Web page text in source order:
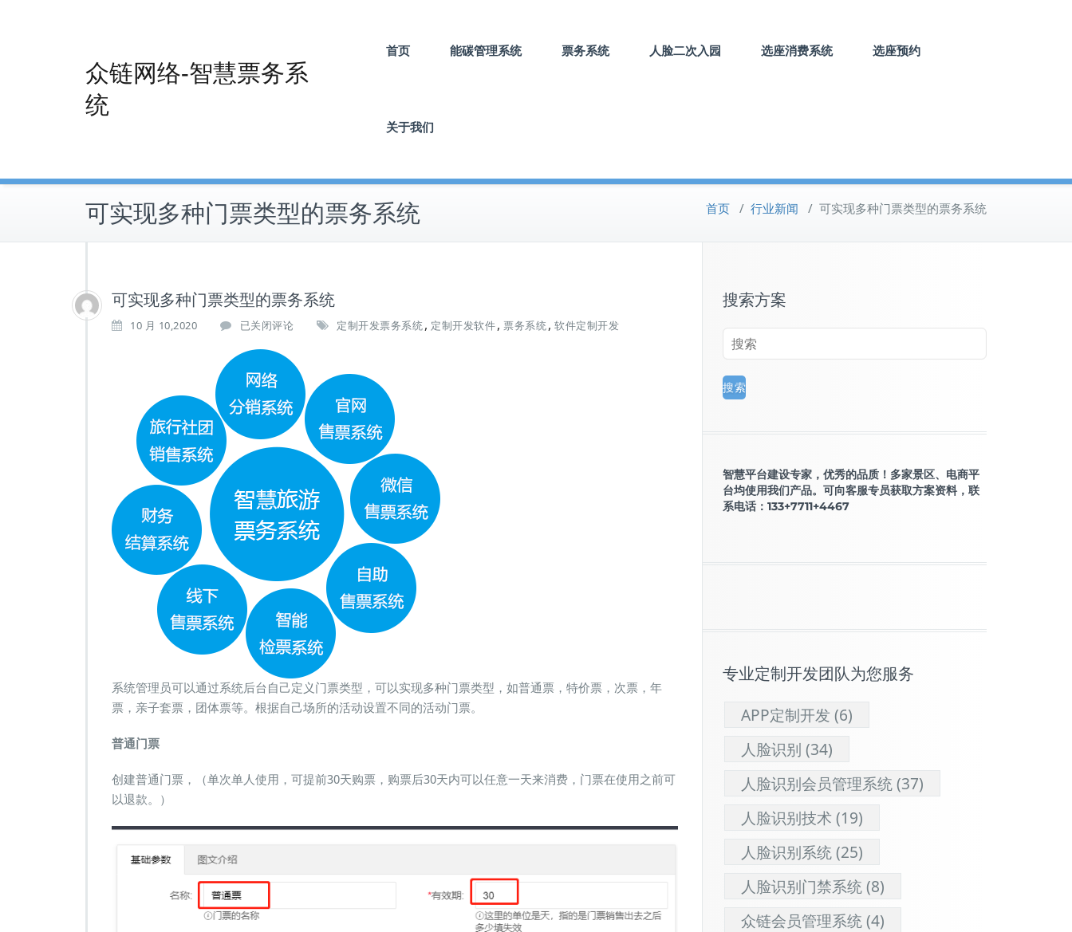
众链网络-智慧票务系
统
首页 能碳管理系统 票务系统 人脸二次入园 选座消费系统 选座预约
关于我们
可实现多种门票类型的票务系统 首页 / 行业新闻 / 可实现多种门票类型的票务系统
可实现多种门票类型的票务系统
10 月 10,2020
可
现
多
种
门
类
型
务
统
已关闭评论 定制开发票务系统, 定制开发软件, 票务系统, 软件定制开发
系统管理员可以通过系统后台自己定义门票类型，可以实现多种门票类型，如普通票，特价票，次票，年
票，亲子套票，团体票等。根据自己场所的活动设置不同的活动门票。
普通门票
创建普通门票，（单次单人使用，可提前30天购票，购票后30天内可以任意一天来消费，门票在使用之前可
以退款。）
搜索方案
智慧平台建设专家，优秀的品质！多家景区、电商平
台均使用我们产品。可向客服专员获取方案资料，联
系电话：133+7711+4467
专业定制开发团队为您服务
APP定制开发 (6)
人脸识别 (34)
人脸识别会员管理系统(37)
人脸识别技术(19)
人脸识别系统(25)
人脸识别门禁系统(8)
众链会员管理系统(4)